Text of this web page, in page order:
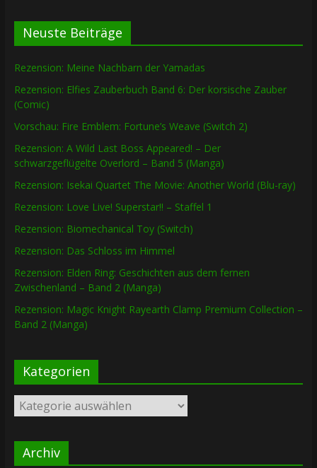
Neuste Beiträge
Rezension: Meine Nachbarn der Yamadas
Rezension: Elfies Zauberbuch Band 6: Der korsische Zauber
(Comic)
Vorschau: Fire Emblem: Fortune’s Weave (Switch 2)
Rezension: A Wild Last Boss Appeared! – Der
schwarzgeflügelte Overlord – Band 5 (Manga)
Rezension: Isekai Quartet The Movie: Another World (Blu-ray)
Rezension: Love Live! Superstar!! – Staffel 1
Rezension: Biomechanical Toy (Switch)
Rezension: Das Schloss im Himmel
Rezension: Elden Ring: Geschichten aus dem fernen
Zwischenland – Band 2 (Manga)
Rezension: Magic Knight Rayearth Clamp Premium Collection –
Band 2 (Manga)
Kategorien
Kategorien
Archiv